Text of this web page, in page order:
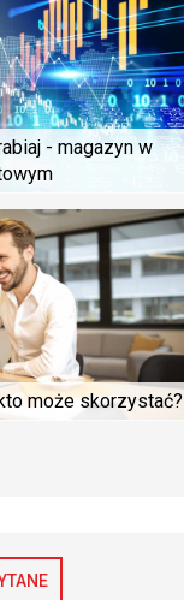
- magazyn w
może skorzystać?